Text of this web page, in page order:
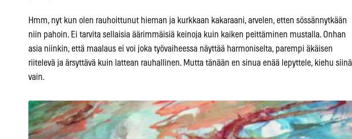
Hmm, nyt kun olen rauhoittunut hieman ja kurkkaan kakaraani, arvelen, etten sössännytkään
niin pahoin. Ei tarvita sellaisia äärimmäisiä keinoja kuin kaiken peittäminen mustalla. Onhan
asia niinkin, että maalaus ei voi joka työvaiheessa näyttää harmoniselta, parempi äkäisen
riitelevä ja ärsyttävä kuin lattean rauhallinen. Mutta tänään en sinua enää lepyttele, kiehu siinä
vain.